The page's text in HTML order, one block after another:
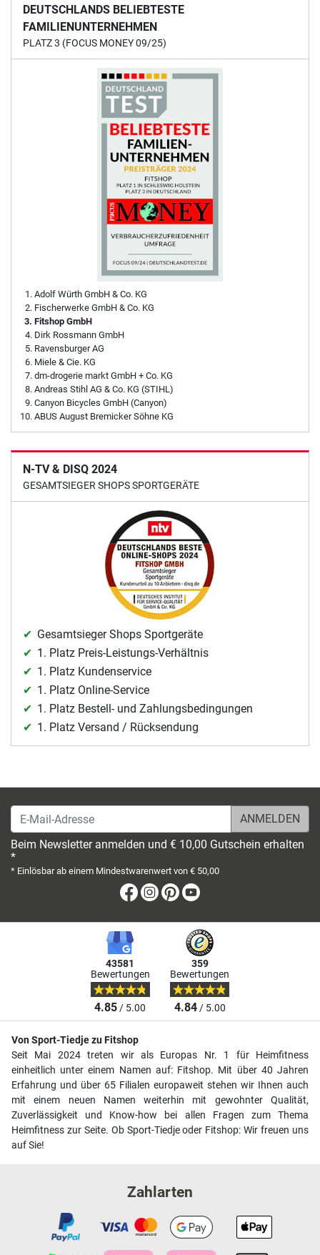
DEUTSCHLANDS BELIEBTESTE
FAMILIENUNTERNEHMEN
PLATZ 3 (FOCUS MONEY 09/25)
Adolf Würth GmbH & Co. KG
Fischerwerke GmbH & Co. KG
Fitshop GmbH
Dirk Rossmann GmbH
Ravensburger AG
Miele & Cie. KG
dm-drogerie markt GmbH + Co. KG
Andreas Stihl AG & Co. KG (STIHL)
Canyon Bicycles GmbH (Canyon)
ABUS August Bremicker Söhne KG
N-TV & DISQ 2024
GESAMTSIEGER SHOPS SPORTGERÄTE
Gesamtsieger Shops Sportgeräte
1. Platz Preis-Leistungs-Verhältnis
1. Platz Kundenservice
1. Platz Online-Service
1. Platz Bestell- und Zahlungsbedingungen
1. Platz Versand / Rücksendung
E-Mail-Adresse
Beim Newsletter anmelden und € 10,00 Gutschein erhalten
*
* Einlösbar ab einem Mindestwarenwert von € 50,00
Facebook
Instagram
Pinterest
43581
Bewertungen
4.85/ 5.00
359
Bewertungen
4.84/ 5.00
Von Sport-Tiedje zu Fitshop
Seit Mai 2024 treten wir als Europas Nr. 1 für Heimfitness
einheitlich unter einem Namen auf: Fitshop. Mit über 40 Jahren
Erfahrung und über 65 Filialen europaweit stehen wir Ihnen auch
mit einem neuen Namen weiterhin mit gewohnter Qualität,
Zuverlässigkeit und Know-how bei allen Fragen zum Thema
Heimfitness zur Seite. Ob Sport-Tiedje oder Fitshop: Wir freuen uns
auf Sie!
Zahlarten